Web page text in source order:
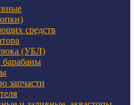
средств
(УБЛ)
барабаны
запчасти